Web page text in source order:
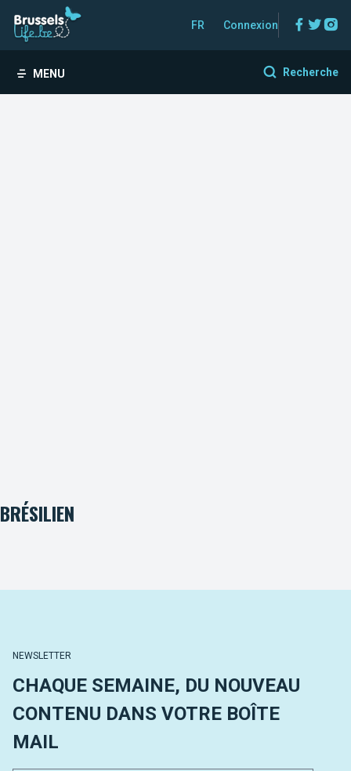
FR Connexion
MENU Recherche
BRÉSILIEN
NEWSLETTER
CHAQUE SEMAINE, DU NOUVEAU
CONTENU DANS VOTRE BOÎTE
MAIL